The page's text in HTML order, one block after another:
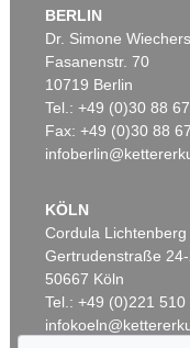
Auktion 328 - Lot 296
H. BOCK
Kreütterbuch. 1595, 1595
Ergebnis:€ 4.320
BERLIN
Dr. Simone Wiechers
Fasanenstr. 70
10719 Berlin
Tel.: +49 (0)30 88
Fax: +49 (0)30 88
KÖLN
Cordula Lichtenberg
Gertrudenstraße
50667 Köln
Tel.: +49 (0)221 510